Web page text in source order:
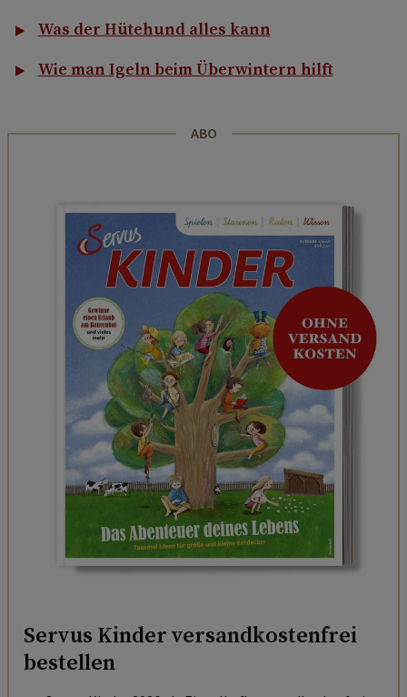
Was der Hütehund alles kann
Wie man Igeln beim Überwintern hilft
ABO
Servus Kinder versandkostenfrei
bestellen